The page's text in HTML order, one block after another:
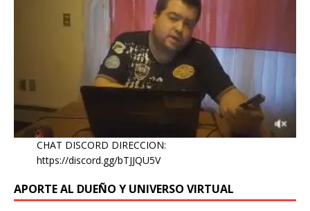
CHAT DISCORD DIRECCION:
https://discord.gg/bTJJQU5V
APORTE AL DUEÑO Y UNIVERSO VIRTUAL